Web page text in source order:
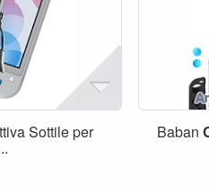
Sottile per Baban